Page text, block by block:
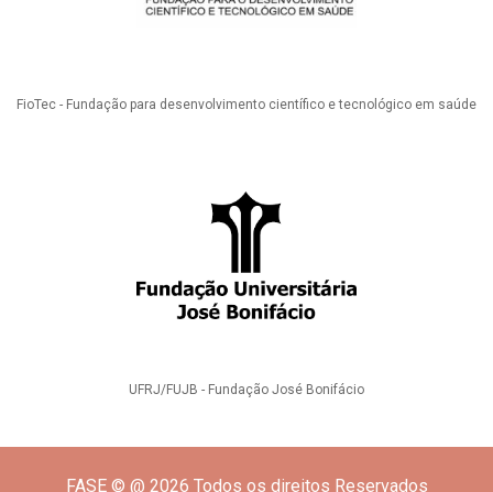
FioTec - Fundação para desenvolvimento científico e tecnológico em saúde
UFRJ/FUJB - Fundação José Bonifácio
FASE © @ 2026 Todos os direitos Reservados